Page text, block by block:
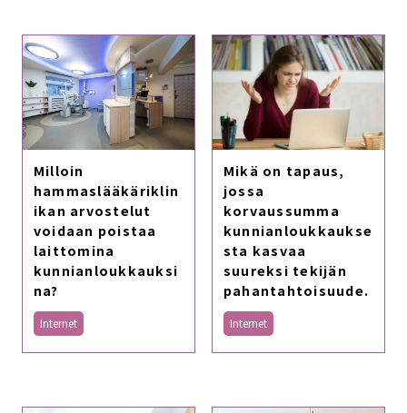
Milloin
hammaslääkäriklin
ikan arvostelut
voidaan poistaa
laittomina
kunnianloukkauksi
na?
Internet
Mikä on tapaus,
jossa
korvaussumma
kunnianloukkaukse
sta kasvaa
suureksi tekijän
pahantahtoisuude.
Internet